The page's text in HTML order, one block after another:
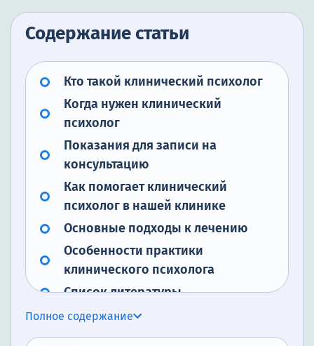
Содержание статьи
Кто такой клинический психолог
Когда нужен клинический
психолог
Показания для записи на
консультацию
Как помогает клинический
психолог в нашей клинике
Основные подходы к лечению
Особенности практики
клинического психолога
Список литературы
Полное содержание